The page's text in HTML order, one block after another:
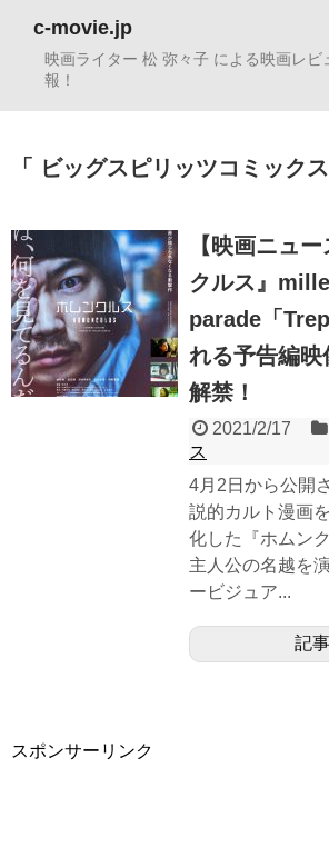
c-movie.jp
映画ライター 松 弥々子 による映画レビ
報！
ビッグスピリッツコミックス
【映画ニュ
クルス』
parade「
れる予告編映
解禁！
2021/2/17
ス
4月2日から公開
説的カルト漫画
化した『ホムン
主人公の名越を
ービジュア...
記
スポンサーリンク